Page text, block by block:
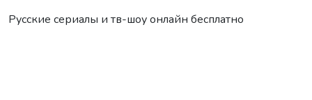
Русские сериалы и тв-шоу онлайн бесплатно